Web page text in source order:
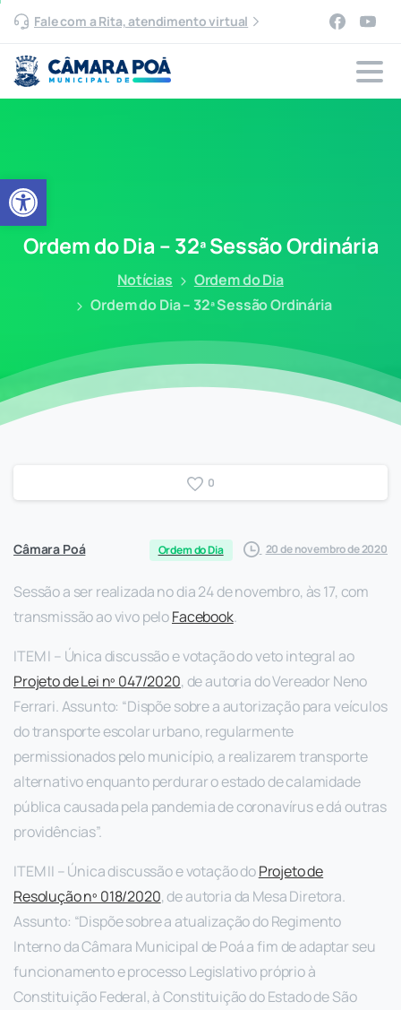
Abrir a barra de ferramentas
Fale com a Rita, atendimento virtual
OrdemdoDia –32ªSessãoOrdinária
Notícias
Ordem do Dia
Ordem do Dia – 32ª Sessão Ordinária
0
Câmara Poá Ordem do Dia 20 de novembro de 2020
Sessão a ser realizada no dia 24 de novembro, às 17, com
transmissão ao vivo peloFacebook.
ITEM I – ​Única discussão e votação do veto integral ao
Projeto de Lei nº 047/2020​, de autoria do Vereador Neno
Ferrari. Assunto: “Dispõe sobre a autorização para veículos
do transporte escolar urbano, regularmente
permissionados pelo município, a realizarem transporte
alternativo enquanto perdurar o estado de calamidade
pública causada pela pandemia de coronavírus e dá outras
providências”.
ITEM II – ​Única discussão e votação doProjeto de
Resolução nº 018/2020​, de autoria da Mesa Diretora.
Assunto: “Dispõe sobre a atualização do Regimento
Interno da Câmara Municipal de Poá a fim de adaptar seu
funcionamento e processo Legislativo próprio à
Constituição Federal, à Constituição do Estado de São